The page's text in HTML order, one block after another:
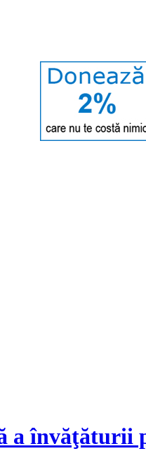
a învăţăturii